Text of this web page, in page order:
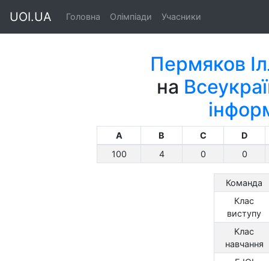
UOI.UA Головна Олімпіади Учасники
Пермяков
на
A B C
D
100
4 0 0
Команда
Клас
виступу
Клас
навчання